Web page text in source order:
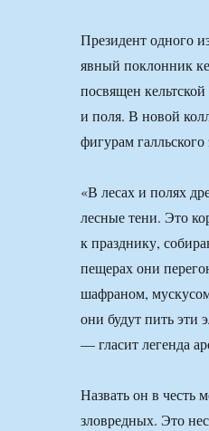
Президент одного
явный поклонник
посвящен
и поля. В новой
фигурам
«В лесах и полях
лесные тени. Это
к празднику,
пещерах они
шафраном,
они будут пить эти
— гласит легенда
Назвать он в честь
зловредных. Это